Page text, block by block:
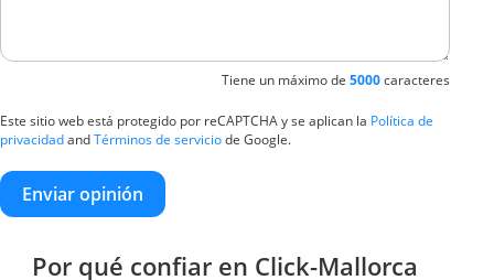
Tiene un máximo de 5000caracteres
Este sitio web está protegido por reCAPTCHA y se aplican la Política de
privacidadandTérminos de serviciode Google.
Enviar opinión
Por qué confiar en Click-Mallorca